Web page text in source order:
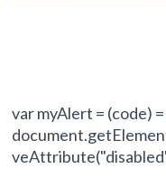
var myAlert = (code)